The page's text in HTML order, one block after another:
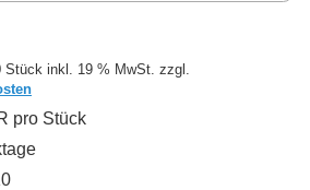
Stück inkl. 19 % MwSt. zzgl.
pro Stück